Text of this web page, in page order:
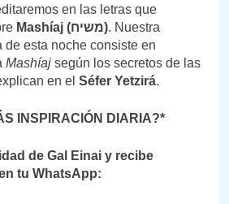
en las letras que
Mashíaj ( משיח). Nuestra
de esta noche consiste en
Mashíaj según los secretos de las
en el Séfer Yetzirá.
INSPIRACIÓN DIARIA?*
de Gal Einai y recibe
tu WhatsApp: